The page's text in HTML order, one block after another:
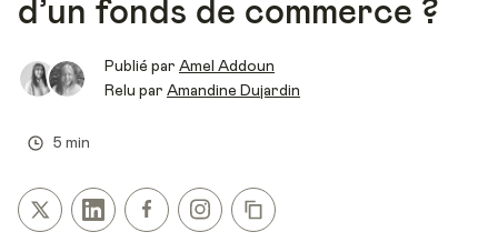
d’un fonds de commerce ?
Publié par Amel Addoun
Relu par Amandine Dujardin
5 min